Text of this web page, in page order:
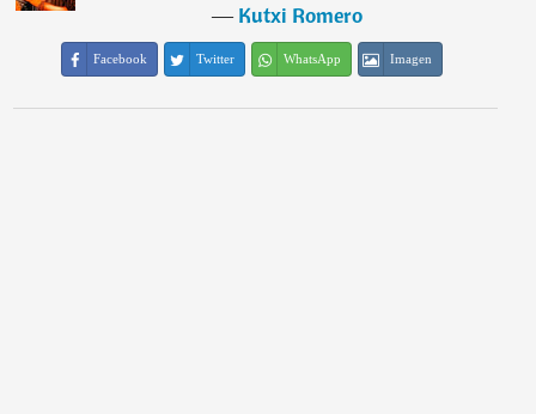
―Kutxi Romero
Facebook Twitter WhatsApp Imagen